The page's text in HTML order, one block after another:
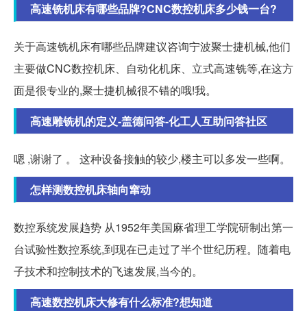
高速铣机床有哪些品牌?CNC数控机床多少钱一台?
关于高速铣机床有哪些品牌建议咨询宁波聚士捷机械,他们
主要做CNC数控机床、自动化机床、立式高速铣等,在这方
面是很专业的,聚士捷机械很不错的哦!我。
高速雕铣机的定义-盖德问答-化工人互助问答社区
嗯 ,谢谢了 。 这种设备接触的较少,楼主可以多发一些啊。
怎样测数控机床轴向窜动
数控系统发展趋势 从1952年美国麻省理工学院研制出第一
台试验性数控系统,到现在已走过了半个世纪历程。随着电
子技术和控制技术的飞速发展,当今的。
高速数控机床大修有什么标准?想知道